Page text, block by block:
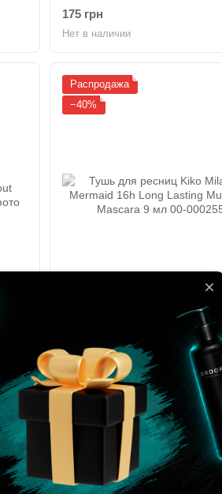
175 грн
Нет в наличии
Распродажа
−40%
635 грн
381 грн
Нет в наличии